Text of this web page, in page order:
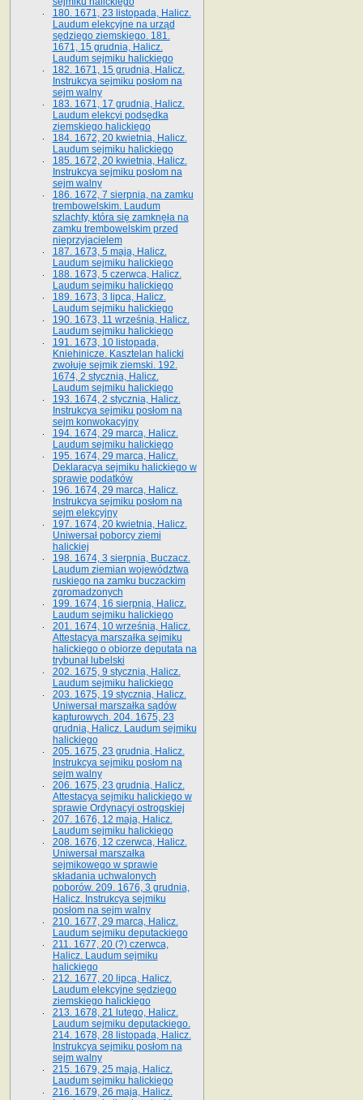
180. 1671, 23 listopada, Halicz.
Laudum elekcyjne na urząd
sędziego ziemskiego. 181.
1671, 15 grudnia, Halicz.
Laudum sejmiku halickiego
182. 1671, 15 grudnia, Halicz.
Instrukcya sejmiku posłom na
sejm walny
183. 1671, 17 grudnia, Halicz.
Laudum elekcyi podsędka
ziemskiego halickiego
184. 1672, 20 kwietnia, Halicz.
Laudum sejmiku halickiego
185. 1672, 20 kwietnia, Halicz.
Instrukcya sejmiku posłom na
sejm walny
186. 1672, 7 sierpnia, na zamku
trembowelskim. Laudum
szlachty, która się zamknęła na
zamku trembowelskim przed
nieprzyjacielem
187. 1673, 5 maja, Halicz.
Laudum sejmiku halickiego
188. 1673, 5 czerwca, Halicz.
Laudum sejmiku halickiego
189. 1673, 3 lipca, Halicz.
Laudum sejmiku halickiego
190. 1673, 11 września, Halicz.
Laudum sejmiku halickiego
191. 1673, 10 listopada,
Kniehinicze. Kasztelan halicki
zwołuje sejmik ziemski. 192.
1674, 2 stycznia, Halicz.
Laudum sejmiku halickiego
193. 1674, 2 stycznia, Halicz.
Instrukcya sejmiku posłom na
sejm konwokacyjny
194. 1674, 29 marca, Halicz.
Laudum sejmiku halickiego
195. 1674, 29 marca, Halicz.
Deklaracya sejmiku halickiego w
sprawie podatków
196. 1674, 29 marca, Halicz.
Instrukcya sejmiku posłom na
sejm elekcyjny
197. 1674, 20 kwietnia, Halicz.
Uniwersał poborcy ziemi
halickiej
198. 1674, 3 sierpnia, Buczacz.
Laudum ziemian województwa
ruskiego na zamku buczackim
zgromadzonych
199. 1674, 16 sierpnia, Halicz.
Laudum sejmiku halickiego
201. 1674, 10 września, Halicz.
Attestacya marszałka sejmiku
halickiego o obiorze deputata na
trybunał lubelski
202. 1675, 9 stycznia, Halicz.
Laudum sejmiku halickiego
203. 1675, 19 stycznia, Halicz.
Uniwersał marszałka sądów
kapturowych. 204. 1675, 23
grudnia, Halicz. Laudum sejmiku
halickiego
205. 1675, 23 grudnia, Halicz.
Instrukcya sejmiku posłom na
sejm walny
206. 1675, 23 grudnia, Halicz.
Attestacya sejmiku halickiego w
sprawie Ordynacyi ostrogskiej
207. 1676, 12 maja, Halicz.
Laudum sejmiku halickiego
208. 1676, 12 czerwca, Halicz.
Uniwersał marszałka
sejmikowego w sprawie
składania uchwalonych
poborów. 209. 1676, 3 grudnia,
Halicz. Instrukcya sejmiku
posłom na sejm walny
210. 1677, 29 marca, Halicz.
Laudum sejmiku deputackiego
211. 1677, 20 (?) czerwca,
Halicz. Laudum sejmiku
halickiego
212. 1677, 20 lipca, Halicz.
Laudum elekcyjne sędziego
ziemskiego halickiego
213. 1678, 21 lutego, Halicz.
Laudum sejmiku deputackiego.
214. 1678, 28 listopada, Halicz.
Instrukcya sejmiku posłom na
sejm walny
215. 1679, 25 maja, Halicz.
Laudum sejmiku halickiego
216. 1679, 26 maja, Halicz.